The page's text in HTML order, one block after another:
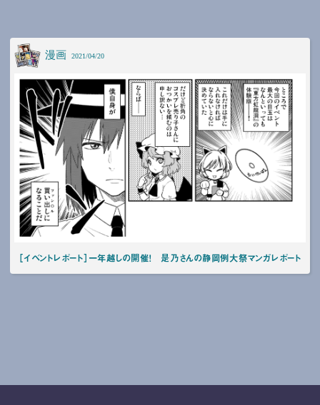
漫画 2021/04/20
［イベントレポート］一年越しの開催！ 是乃さんの静岡例大祭マンガレポート